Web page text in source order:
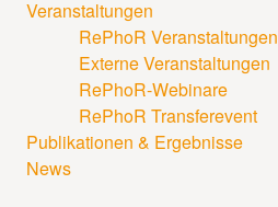
Veranstaltungen
RePhoR Veranstaltungen
Externe Veranstaltungen
RePhoR-Webinare
RePhoR Transferevent
Publikationen & Ergebnisse
News